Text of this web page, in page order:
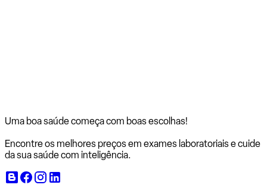
Uma boa saúde começa com boas escolhas!
Encontre os melhores preços em exames laboratoriais e cuide
da sua saúde com inteligência.